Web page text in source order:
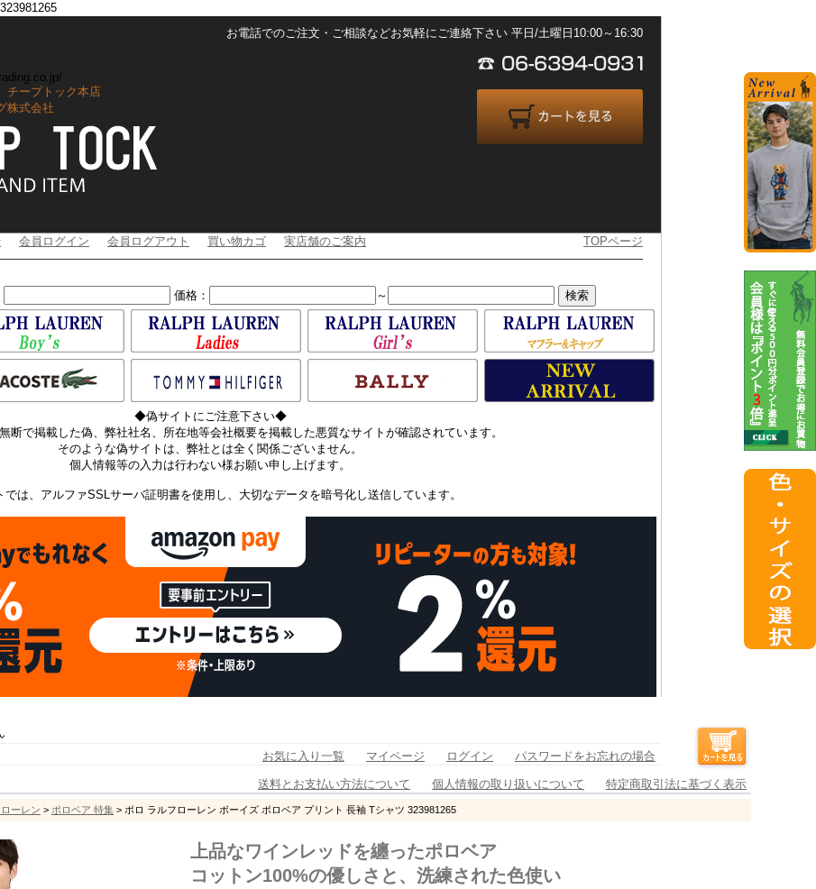
ープトック本店
株式会社
お電話でのご注文・ご相談などお気軽にご連絡下さい 平日/土曜日10:00～16:30
会員ログイン 会員ログアウト 買い物カゴ 実店舗のご案内 TOPページ
価格： ～
◆偽サイトにご注意下さい◆
断で掲載した偽、弊社社名、所在地等会社概要を掲載した悪質なサイトが確認されています。
そのような偽サイトは、弊社とは全く関係ございません。
個人情報等の入力は行わない様お願い申し上げます。
では、アルファSSLサーバ証明書を使用し、大切なデータを暗号化し送信しています。
お気に入り一覧
マイページ ログイン パスワードをお忘れの場合
送料とお支払い方法について 個人情報の取り扱いについて 特定商取引法に基づく表示
ーレン > ポロベア 特集 > ポロ ラルフローレン ボーイズ ポロベア プリント 長袖 Tシャツ 323981265
上品なワインレッドを纏ったポロベア
コットン100%の優しさと、洗練された色使い